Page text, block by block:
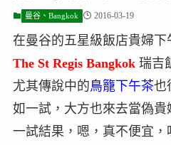
曼谷、Bangkok 2016-03-19
在曼谷的五星級飯店貴婦
The St Regis Bangkok瑞吉
尤其傳說中的鳥籠下午茶也
如一試，大方也來去當偽貴
一試結果，嗯，真不便宜，